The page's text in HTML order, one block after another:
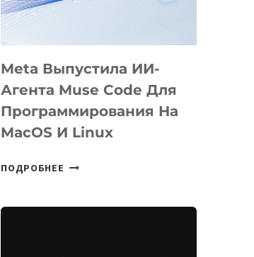
Meta Выпустила ИИ-
Агента Muse Code Для
Программирования На
MacOS И Linux
ПОДРОБНЕЕ META